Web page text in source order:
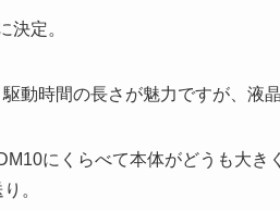
決定。
動時間の長さが魅力ですが、液
にくらべて本体がどうも大き
。